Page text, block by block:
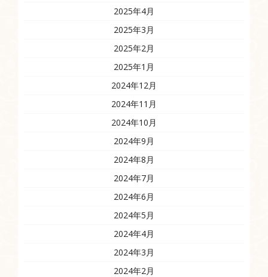
2025年4月
2025年3月
2025年2月
2025年1月
2024年12月
2024年11月
2024年10月
2024年9月
2024年8月
2024年7月
2024年6月
2024年5月
2024年4月
2024年3月
2024年2月